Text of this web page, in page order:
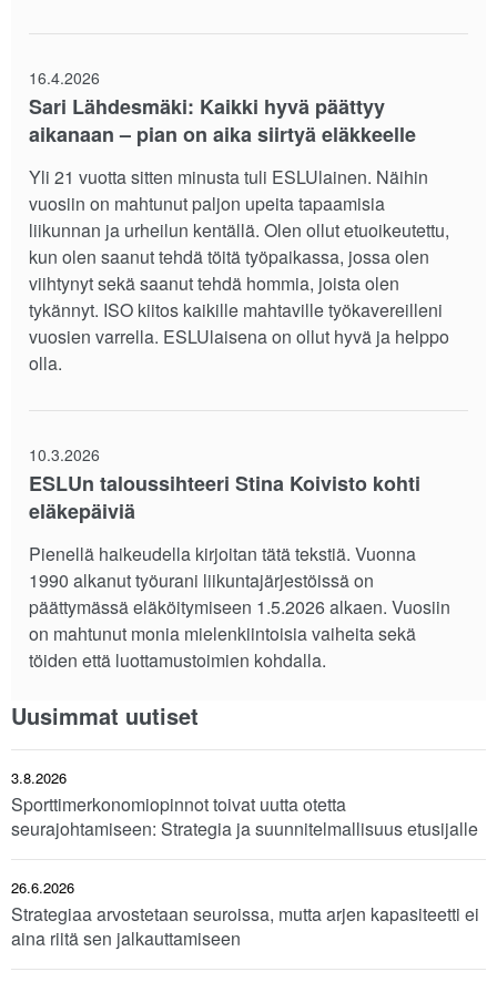
16.4.2026
Sari Lähdesmäki: Kaikki hyvä päättyy
aikanaan – pian on aika siirtyä eläkkeelle
Yli 21 vuotta sitten minusta tuli ESLUlainen. Näihin
vuosiin on mahtunut paljon upeita tapaamisia
liikunnan ja urheilun kentällä. Olen ollut etuoikeutettu,
kun olen saanut tehdä töitä työpaikassa, jossa olen
viihtynyt sekä saanut tehdä hommia, joista olen
tykännyt. ISO kiitos kaikille mahtaville työkavereilleni
vuosien varrella. ESLUlaisena on ollut hyvä ja helppo
olla.
10.3.2026
ESLUn taloussihteeri Stina Koivisto kohti
eläkepäiviä
Pienellä haikeudella kirjoitan tätä tekstiä. Vuonna
1990 alkanut työurani liikuntajärjestöissä on
päättymässä eläköitymiseen 1.5.2026 alkaen. Vuosiin
on mahtunut monia mielenkiintoisia vaiheita sekä
töiden että luottamustoimien kohdalla.
Uusimmat uutiset
3.8.2026
Sporttimerkonomiopinnot toivat uutta otetta
seurajohtamiseen: Strategia ja suunnitelmallisuus etusijalle
26.6.2026
Strategiaa arvostetaan seuroissa, mutta arjen kapasiteetti ei
aina riitä sen jalkauttamiseen